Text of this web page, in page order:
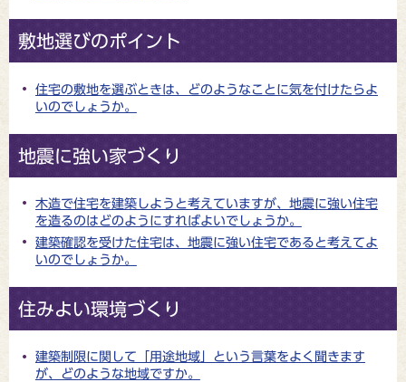
敷地選びのポイント
住宅の敷地を選ぶときは、どのようなことに気を付けたらよ
いのでしょうか。
地震に強い家づくり
木造で住宅を建築しようと考えていますが、地震に強い住宅
を造るのはどのようにすればよいでしょうか。
建築確認を受けた住宅は、地震に強い住宅であると考えてよ
いのでしょうか。
住みよい環境づくり
建築制限に関して「用途地域」という言葉をよく聞きます
が、どのような地域ですか。